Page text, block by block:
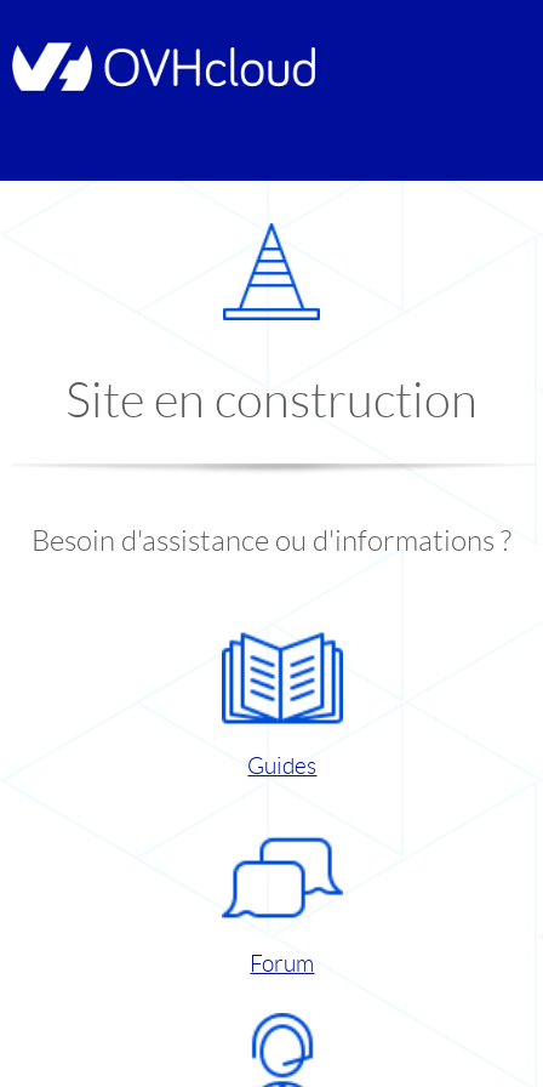
Site en construction
Besoin d'assistance ou d'informations ?
Guides
Forum